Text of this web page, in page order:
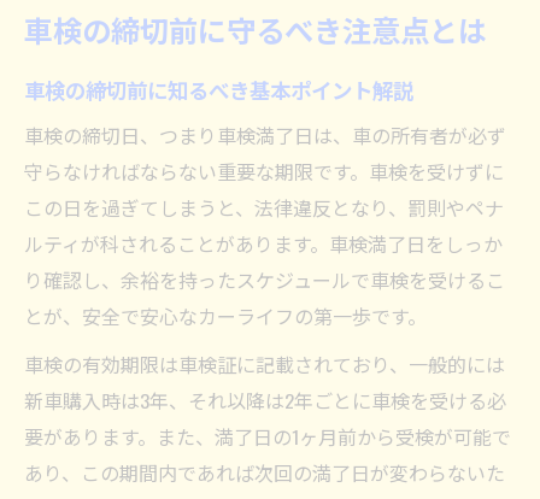
期限切れ車検によるリスクと罰則回避法
車検期限切れで科される罰則と注意点
車検切れ後の公道走行に潜むリスク
車検が1日切れた場合の対応策まとめ
車検切れ猶予期間と法的な扱いを解説
罰則回避のための車検満了日管理術
締切間近の車検で失敗しないタイミング選び
車検はいつ受けるのが得か徹底比較
車検を早く受けると損する理由を解説
車検2ヶ月前受検のメリットと注意点
車検満了日が変わるケースとその影響
車検の締切前に守るべき注意点とは
車検の締切前に知るべき基本ポイント解説
車検の締切日、つまり車検満了日は、車の所有者が必ず
守らなければならない重要な期限です。車検を受けずに
この日を過ぎてしまうと、法律違反となり、罰則やペナ
ルティが科されることがあります。車検満了日をしっか
り確認し、余裕を持ったスケジュールで車検を受けるこ
とが、安全で安心なカーライフの第一歩です。
車検の有効期限は車検証に記載されており、一般的には
新車購入時は3年、それ以降は2年ごとに車検を受ける必
要があります。また、満了日の1ヶ月前から受検が可能で
あり、この期間内であれば次回の満了日が変わらないた